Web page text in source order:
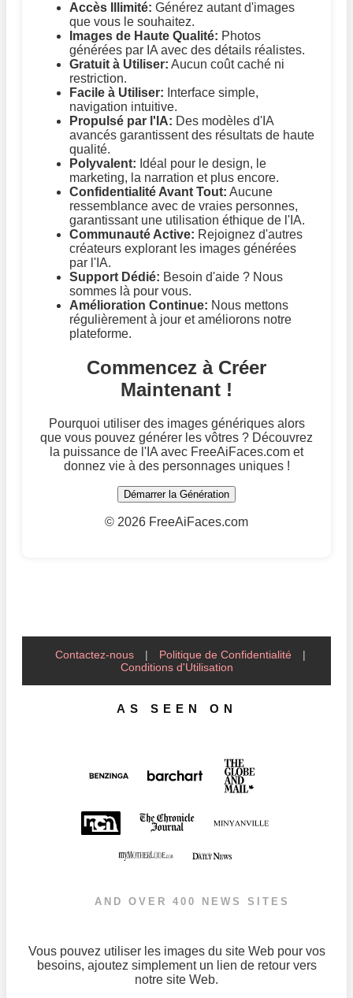
Accès Illimité: Générez autant d'images
que vous le souhaitez.
Images de Haute Qualité: Photos
générées par IA avec des détails réalistes.
Gratuit à Utiliser: Aucun coût caché ni
restriction.
Facile à Utiliser: Interface simple,
navigation intuitive.
Propulsé par l'IA: Des modèles d'IA
avancés garantissent des résultats de haute
qualité.
Polyvalent: Idéal pour le design, le
marketing, la narration et plus encore.
Confidentialité Avant Tout: Aucune
ressemblance avec de vraies personnes,
garantissant une utilisation éthique de l'IA.
Communauté Active: Rejoignez d'autres
créateurs explorant les images générées
par l'IA.
Support Dédié: Besoin d'aide ? Nous
sommes là pour vous.
Amélioration Continue: Nous mettons
régulièrement à jour et améliorons notre
plateforme.
Commencez à Créer
Maintenant !
Pourquoi utiliser des images génériques alors
que vous pouvez générer les vôtres ? Découvrez
la puissance de l'IA avec FreeAiFaces.com et
donnez vie à des personnages uniques !
Démarrer la Génération
© 2026 FreeAiFaces.com
Contactez-nous | Politique de Confidentialité
|
Conditions d'Utilisation
AS SEEN ON
AND OVER 400 NEWS SITES
Vous pouvez utiliser les images du site Web pour vos
besoins, ajoutez simplement un lien de retour vers
notre site Web.